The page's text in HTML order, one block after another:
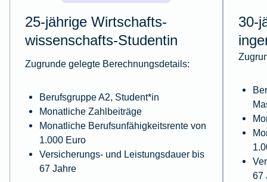
25-jährige Wirtschafts­
wissenschafts-Studentin
Zugrunde gelegte Berechnungsdetails:
Berufsgruppe A2, Student*in
Monatliche Zahlbeiträge
Monatliche Berufsunfähigkeitsrente von
1.000 Euro
Versicherungs- und Leistungsdauer bis
67 Jahre
30-
67